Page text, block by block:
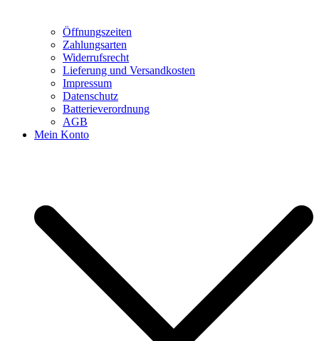
Öffnungszeiten
Zahlungsarten
Widerrufsrecht
Lieferung und Versandkosten
Impressum
Datenschutz
Batterieverordnung
AGB
Mein Konto